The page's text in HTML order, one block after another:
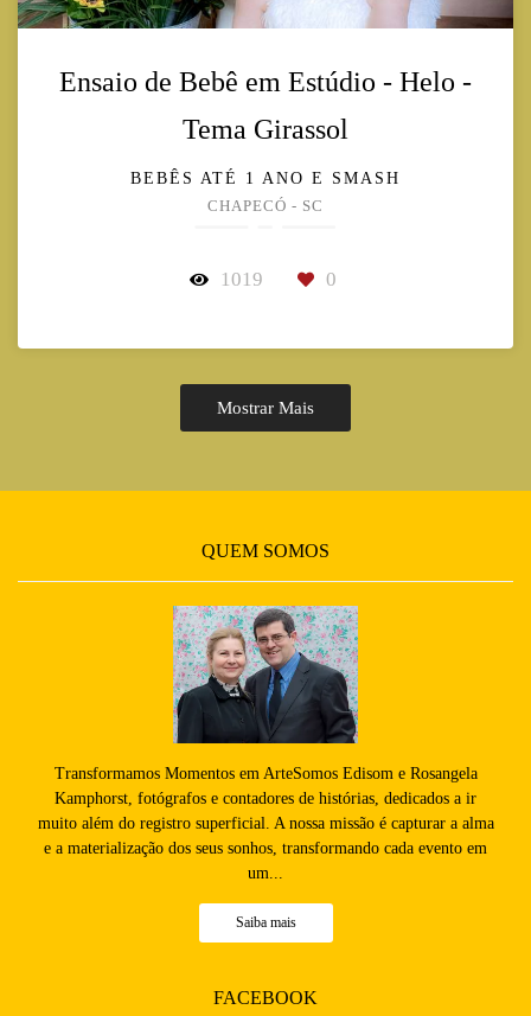
Ensaio de Bebê em Estúdio - Helo -
Tema Girassol
BEBÊS ATÉ 1 ANO E SMASH
CHAPECÓ - SC
1019 0
Mostrar Mais
QUEM SOMOS
Transformamos Momentos em ArteSomos Edisom e Rosangela
Kamphorst, fotógrafos e contadores de histórias, dedicados a ir
muito além do registro superficial. A nossa missão é capturar a alma
e a materialização dos seus sonhos, transformando cada evento em
um...
Saiba mais
FACEBOOK